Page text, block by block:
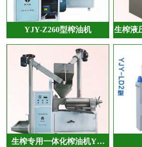
YJY-Z260型榨油机 生榨液
生榨专用一体化榨油机Y…